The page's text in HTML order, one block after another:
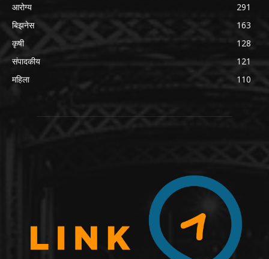
आरोग्य
291
बिझनेस
163
कृषी
128
संपादकीय
121
महिला
110